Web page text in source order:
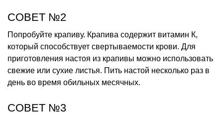
СОВЕТ №2
Попробуйте крапиву. Крапива содержит витамин К,
который способствует свертываемости крови. Для
приготовления настоя из крапивы можно использовать
свежие или сухие листья. Пить настой несколько раз в
день во время обильных месячных.
СОВЕТ №3